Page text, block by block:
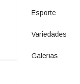
Esporte
Variedades
Galerias